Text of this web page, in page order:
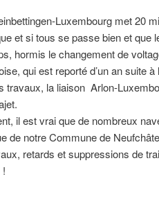
Luxembourg met 20
et si tous se passe bien et que
hormis le changement de
qui est reporté d’un an suite
travaux, la liaison Arlon-
il est vrai que de nombreux
de notre Commune de
retards et suppressions de